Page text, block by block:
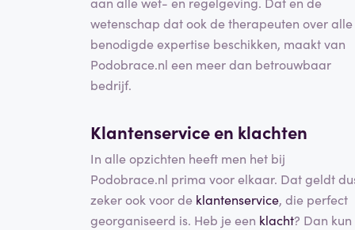
wetenschap dat ook de therapeuten over alle
benodigde expertise beschikken, maakt van
Podobrace.nl een meer dan betrouwbaar
bedrijf.
Klantenservice en klachten
In alle opzichten heeft men het bij
Podobrace.nl prima voor elkaar. Dat geldt
zeker ook voor de klantenservice, die perfect
georganiseerd is. Heb je een klacht? Dan kun